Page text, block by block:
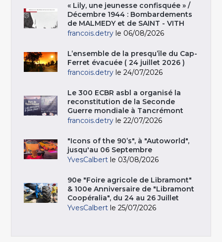
« Lily, une jeunesse confisquée » /
Décembre 1944 : Bombardements
de MALMEDY et de SAINT - VITH
francois.detry le 06/08/2026
L’ensemble de la presqu’île du Cap-
Ferret évacuée ( 24 juillet 2026 )
francois.detry le 24/07/2026
Le 300 ECBR asbl a organisé la
reconstitution de la Seconde
Guerre mondiale à Tancrémont
francois.detry le 22/07/2026
"Icons of the 90’s", à "Autoworld",
jusqu'au 06 Septembre
YvesCalbert le 03/08/2026
90e "Foire agricole de Libramont"
& 100e Anniversaire de "Libramont
Coopéralia", du 24 au 26 Juillet
YvesCalbert le 25/07/2026